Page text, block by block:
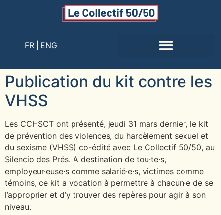
FR | ENG
Publication du kit contre les
VHSS
Les CCHSCT ont présenté, jeudi 31 mars dernier, le kit
de prévention des violences, du harcèlement sexuel et
du sexisme (VHSS) co-édité avec Le Collectif 50/50, au
Silencio des Prés. A destination de tou·te·s,
employeur·euse·s comme salarié·e·s, victimes comme
témoins, ce kit a vocation à permettre à chacun·e de se
l’approprier et d’y trouver des repères pour agir à son
niveau.